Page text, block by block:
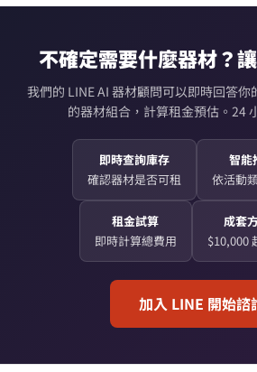
不確定需要什麼器材？
我們的 LINE AI 器材顧問可以即時回答
的器材組合，計算租金預估。24
即時查詢庫存
確認器材是否可租
智能
依活動
租金試算
即時計算總費用
成套
$10,000
加入 LINE 開始諮